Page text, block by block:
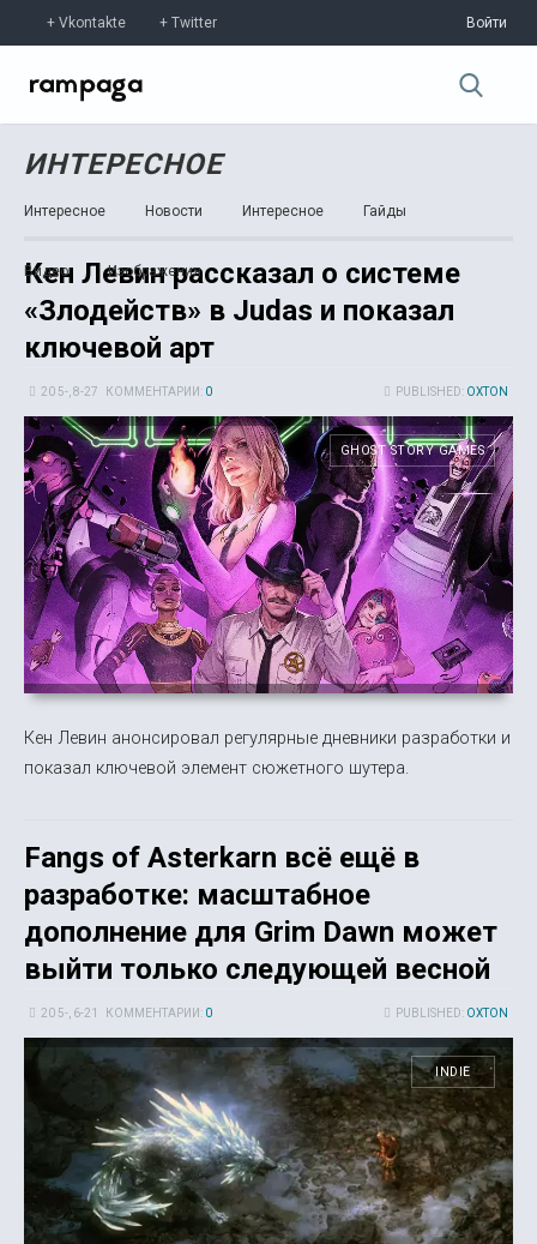
Vkontakte Twitter Войти
ИНТЕРЕСНОЕ
Интересное Новости Интересное Гайды
Видео Изображения
Кен Левин рассказал о системе
«Злодейств» в Judas и показал
ключевой арт
PUBLISHED: OXTON
20 5-, 8-27 КОММЕНТАРИИ: 0
GHOST STORY GAMES
Кен Левин анонсировал регулярные дневники разработки и
показал ключевой элемент сюжетного шутера.
Fangs of Asterkarn всё ещё в
разработке: масштабное
дополнение для Grim Dawn может
выйти только следующей весной
PUBLISHED: OXTON
20 5-, 6-21 КОММЕНТАРИИ: 0
INDIE